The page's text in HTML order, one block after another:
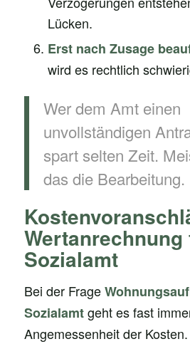
Lücken.
Erst nach Zusage
wird es rechtlich
Wer dem Amt einen
unvollständigen
spart selten Zeit.
das die Bearbeitung.
Wertanrechnung
Sozialamt
Bei der Frage
Sozialamtgeht es fast
Angemessenheit der